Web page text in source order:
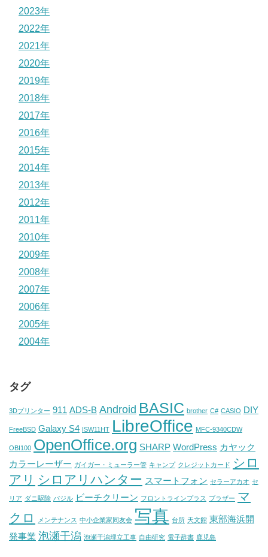
2023年
2022年
2021年
2020年
2019年
2018年
2017年
2016年
2015年
2014年
2013年
2012年
2011年
2010年
2009年
2008年
2007年
2006年
2005年
2004年
タグ
3Dプリンター 911 ADS-B Android BASIC brother C# CASIO DIY
FreeBSD Galaxy S4 ISW11HT LibreOffice MFC-9340CDW
OBI100 OpenOffice.org SHARP WordPress カヤック
カラーレーザー ガイガー・ミューラー管 キャンプ クレジットカード シロ
アリ シロアリハンター スマートフォン セラーアカオ セ
リア ダニ駆除 バジル ビーチクリーン フロントラインプラス ブラザー マ
クロ
メンテナンス 中小企業家同友会 写真 台所 天文館 東部海浜開
発事業 泡瀬干潟 泡瀬干潟埋立工事 自由研究 電子辞書 鹿児島